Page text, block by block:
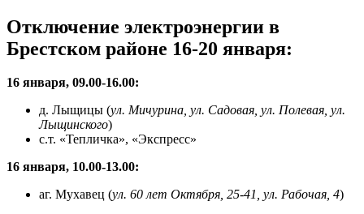
Отключение электроэнергии в
Брестском районе 16-20 января:
16 января, 09.00-16.00:
д. Лыщицы (ул. Мичурина, ул. Садовая, ул. Полевая, ул.
Лыщинского)
с.т. «Тепличка», «Экспресс»
16 января, 10.00-13.00:
аг. Мухавец (ул. 60 лет Октября, 25-41, ул. Рабочая, 4)